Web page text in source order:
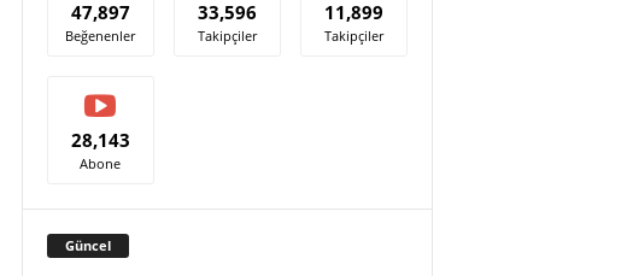
47,897
Beğenenler
33,596
Takipçiler
11,899
Takipçiler
28,143
Abone
Güncel